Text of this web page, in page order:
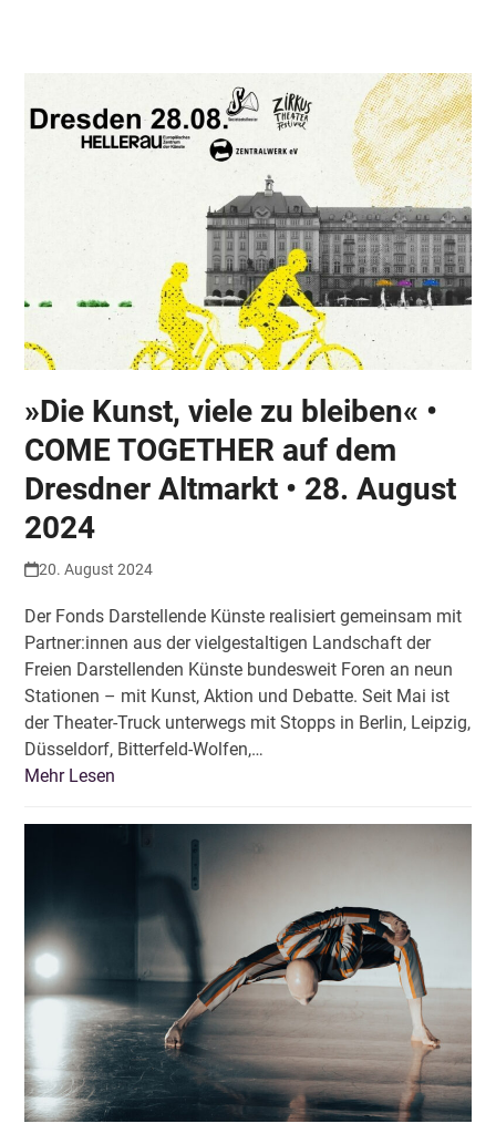
»Die Kunst, viele zu bleiben« •
COME TOGETHER auf dem
Dresdner Altmarkt • 28. August
2024
20. August 2024
Der Fonds Darstellende Künste realisiert gemeinsam mit
Partner:innen aus der vielgestaltigen Landschaft der
Freien Darstellenden Künste bundesweit Foren an neun
Stationen – mit Kunst, Aktion und Debatte. Seit Mai ist
der Theater-Truck unterwegs mit Stopps in Berlin, Leipzig,
Düsseldorf, Bitterfeld-Wolfen,…
Mehr Lesen